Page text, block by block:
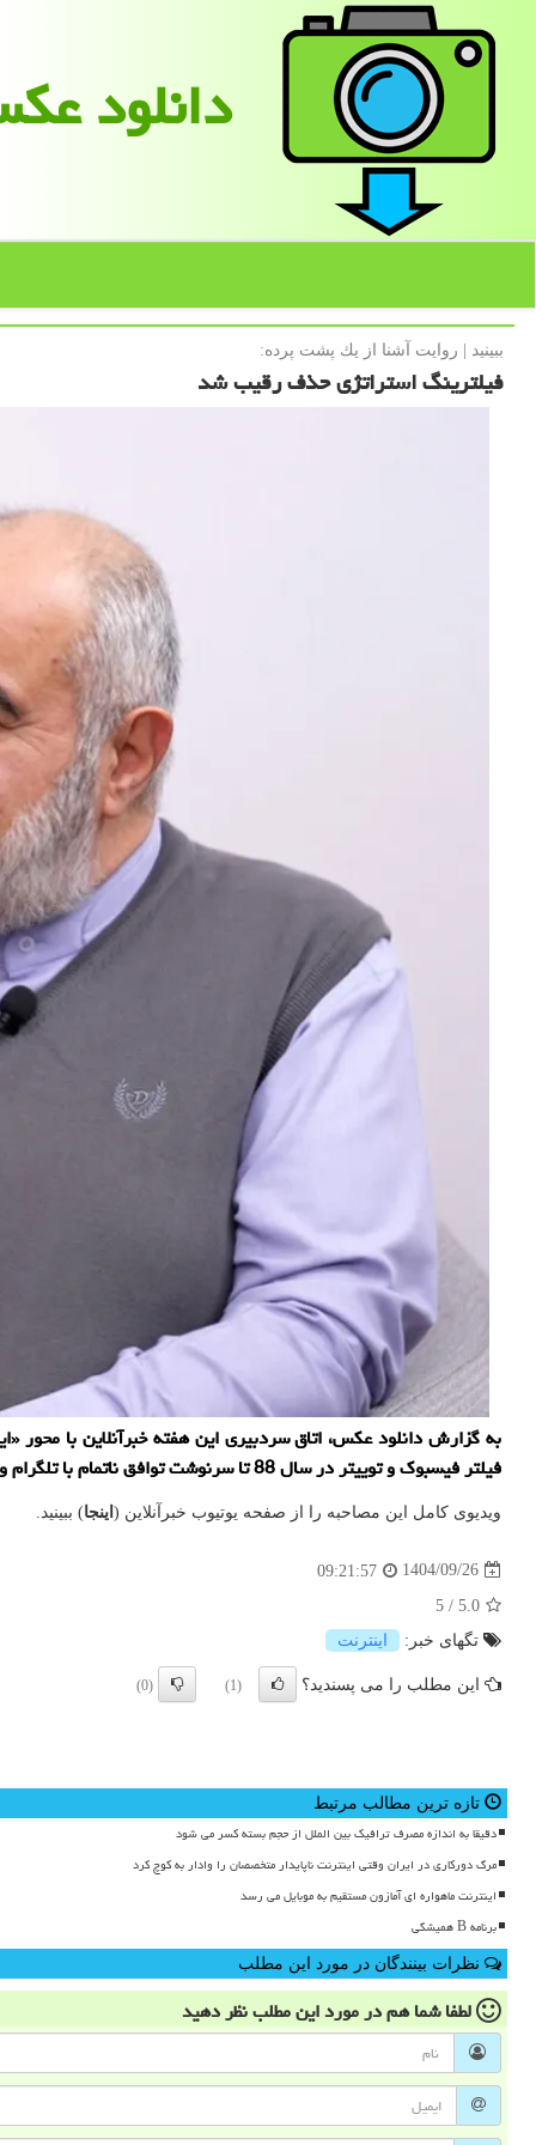
دانلود
ببینید | روایت آشنا از یك پشت پرده:
فیلترینگ استراتژی حذف رقیب شد
فیلتر فیسبوک و توییتر در سال 88 تا سرنوشت توافق ناتمام با تلگرام و پشت پرده افشای «خط سفید». منبع: خبرآنلاین
ویدیوی کامل این مصاحبه را از صفحه یوتیوب خبرآنلاین ( اینجا) ببینید.
1404/09/26
09:21:57
5.0
/
5
تگهای خبر:
اینترنت
این مطلب را می پسندید؟ (1)
(0)
تازه ترین مطالب مرتبط
دقیقا به اندازه مصرف ترافیک بین الملل از حجم بسته کسر می شود
مرگ دورکاری در ایران وقتی اینترنت ناپایدار متخصصان را وادار به کوچ کرد
اینترنت ماهواره ای آمازون مستقیم به موبایل می رسد
برنامه B همیشگی
نظرات بینندگان در مورد این مطلب
لطفا شما همدر مورد این مطلبنظر دهید